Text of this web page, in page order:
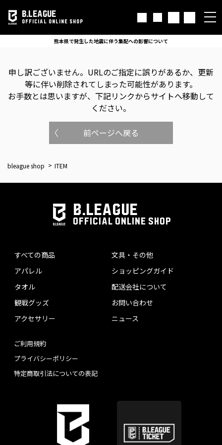
B.LEAGUE
OFFICIAL ONLINE SHOP
熊本県で発生した地震に伴う集配への影響について
申し訳ございません。 URLのご指定に誤りがあるか、更新
等に伴い削除されてしまった可能性があります。
お手数とは思いますが、下記リンクからサイトへ移動して
ください。
前ページへ戻る
bleague shop ITEM
B.LEAGUE
OFFICIAL ONLINE SHOP
すべての商品
アパレル
タオル
観戦グッズ
アクセサリー
文具・その他
ショッピングガイド
配送会社について
お問い合わせ
ニュース
ご利用規約
プライバシーポリシー
特定商取引法についての表記